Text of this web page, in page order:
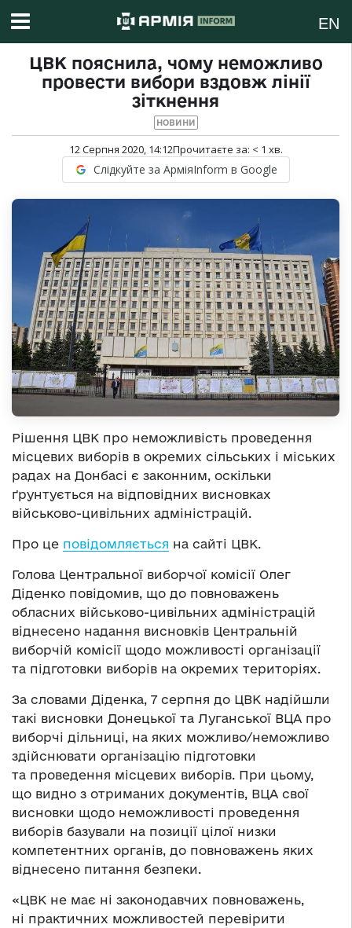
EN
ЦВК пояснила, чому неможливо
провести вибори вздовж лінії
зіткнення
НОВИНИ
12 Серпня 2020, 14:12Прочитаєте за: < 1 хв.
Слідкуйте за АрміяInform в Google
Рішення ЦВК про неможливість проведення
місцевих виборів в окремих сільських і міських
радах на Донбасі є законним, оскільки
ґрунтується на відповідних висновках
військово-цивільних адміністрацій.
Про це повідомляється на сайті ЦВК.
Голова Центральної виборчої комісії Олег
Діденко повідомив, що до повноважень
обласних військово-цивільних адміністрацій
віднесено надання висновків Центральній
виборчій комісії щодо можливості організації
та підготовки виборів на окремих територіях.
За словами Діденка, 7 серпня до ЦВК надійшли
такі висновки Донецької та Луганської ВЦА про
виборчі дільниці, на яких можливо/неможливо
здійснювати організацію підготовки
та проведення місцевих виборів. При цьому,
що видно з отриманих документів, ВЦА свої
висновки щодо неможливості проведення
виборів базували на позиції цілої низки
компетентних органів, до повноважень яких
віднесено питання безпеки.
«ЦВК не має ні законодавчих повноважень,
ні практичних можливостей перевірити